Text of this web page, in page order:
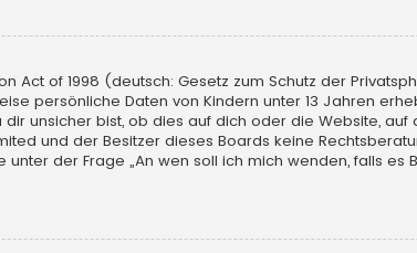
Act of 1998 (deutsch: Gesetz zum Schutz der
persönliche Daten von Kindern unter 13 Jahren
unsicher bist, ob dies auf dich oder die Website, auf
und der Besitzer dieses Boards keine
der Frage „An wen soll ich mich wenden, falls